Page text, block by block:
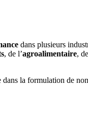
dans plusieurs
, de l’agroalimentaire,
la formulation de